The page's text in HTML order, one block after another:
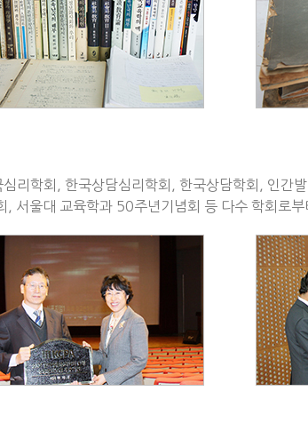
리학회, 한국상담심리학회, 한국상담학회, 인간
서울대 교육학과 50주년기념회 등 다수 학회로부